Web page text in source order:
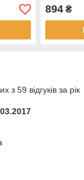
894₴
з 59 відгуків за рік